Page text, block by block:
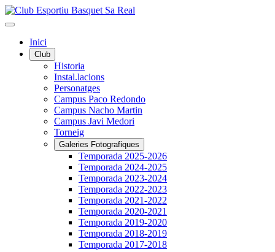
Inici
Club
Historia
Instal.lacions
Personatges
Campus Paco Redondo
Campus Nacho Martin
Campus Javi Medori
Torneig
Galeries Fotografiques
Temporada 2025-2026
Temporada 2024-2025
Temporada 2023-2024
Temporada 2022-2023
Temporada 2021-2022
Temporada 2020-2021
Temporada 2019-2020
Temporada 2018-2019
Temporada 2017-2018